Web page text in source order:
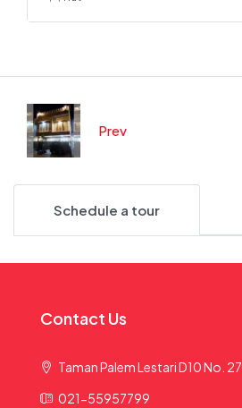
Prev
Schedule a tour
Contact Us
Taman Palem Lestari D10 No. 27
021-55957799